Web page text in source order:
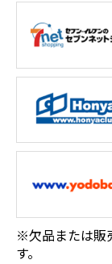
※欠品または販
す。